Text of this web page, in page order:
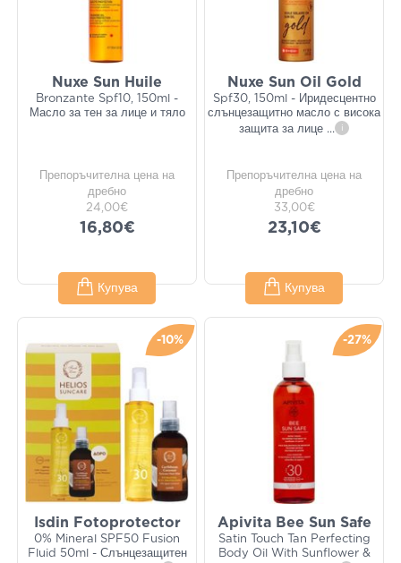
Nuxe Sun Huile
Bronzante Spf10, 150ml -
Масло за тен за лице и тяло
Препоръчителна цена на
дребно
24,00€
16,80€
Купува
Nuxe Sun Oil Gold
Spf30, 150ml - Иридесцентно
слънцезащитно масло с висока
защита за лице ... i
Препоръчителна цена на
дребно
33,00€
23,10€
Купува
-10%
Isdin Fotoprotector
0% Mineral SPF50 Fusion
Fluid 50ml - Слънцезащитен
-27%
Apivita Bee Sun Safe
Satin Touch Tan Perfecting
Body Oil With Sunflower &